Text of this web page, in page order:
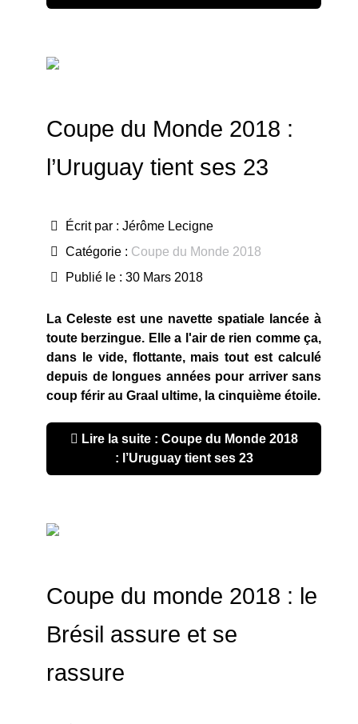
Coupe du Monde 2018 :
l’Uruguay tient ses 23
Écrit par : Jérôme Lecigne
Catégorie : Coupe du Monde 2018
Publié le : 30 Mars 2018
La Celeste est une navette spatiale lancée à
toute berzingue. Elle a l'air de rien comme ça,
dans le vide, flottante, mais tout est calculé
depuis de longues années pour arriver sans
coup férir au Graal ultime, la cinquième étoile.
Lire la suite : Coupe du Monde 2018
: l’Uruguay tient ses 23
Coupe du monde 2018 : le
Brésil assure et se
rassure